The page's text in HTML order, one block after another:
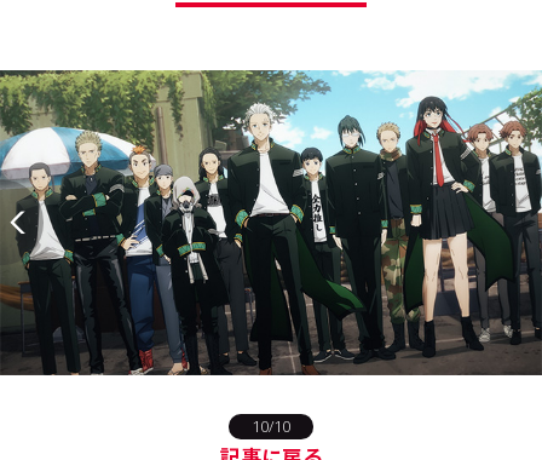
連載一覧 Series
Cocotameとは About
#エンタメ業界のちょっといい話
10/10